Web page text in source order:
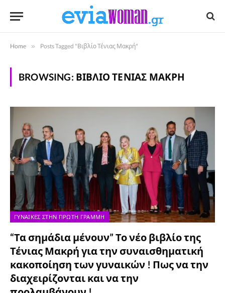
Home » Posts Tagged "Βιβλίο Τένιας Μακρή"
BROWSING: ΒΙΒΛΊΟ ΤΈΝΙΑΣ ΜΑΚΡΉ
ΓΥΝΑΊΚΕΣ ΣΤΗΝ ΠΡΏΤΗ ΓΡΑΜΜΉ
“Τα σημάδια μένουν” Το νέο βιβλίο της
Τένιας Μακρή για την συναισθηματική
κακοποίηση των γυναικών ! Πως να την
διαχειρίζονται και να την